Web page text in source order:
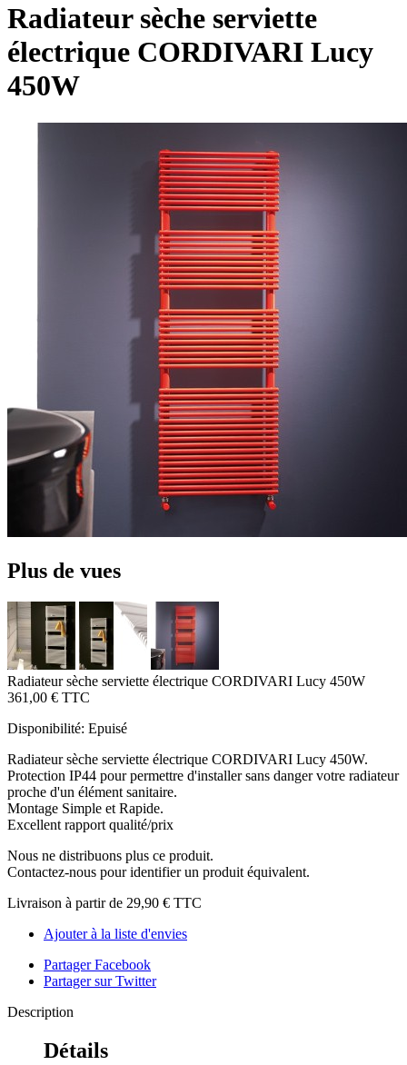
Radiateur sèche serviette
électrique CORDIVARI Lucy
450W
Plus de vues
Radiateur sèche serviette électrique CORDIVARI Lucy 450W
361,00 € TTC
Disponibilité: Epuisé
Radiateur sèche serviette électrique CORDIVARI Lucy 450W.
Protection IP44 pour permettre d'installer sans danger votre radiateur
proche d'un élément sanitaire.
Montage Simple et Rapide.
Excellent rapport qualité/prix
Nous ne distribuons plus ce produit.
Contactez-nous pour identifier un produit équivalent.
Livraison à partir de 29,90 € TTC
Ajouter à la liste d'envies
Partager Facebook
Partager sur Twitter
Description
Détails